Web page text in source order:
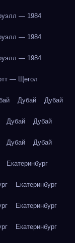
— 1984
— 1984
— 1984
— Щегол
Дубай Дубай
Дубай Дубай
Дубай Дубай
Екатеринбург
Екатеринбург
Екатеринбург
Екатеринбург